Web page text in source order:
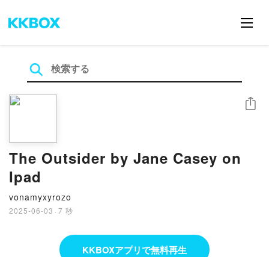
The Outsider by Jane Casey on
Ipad
vonamyxyrozo
2025-06-03 · 7 秒
シェア
KKBOXアプリで無料再生